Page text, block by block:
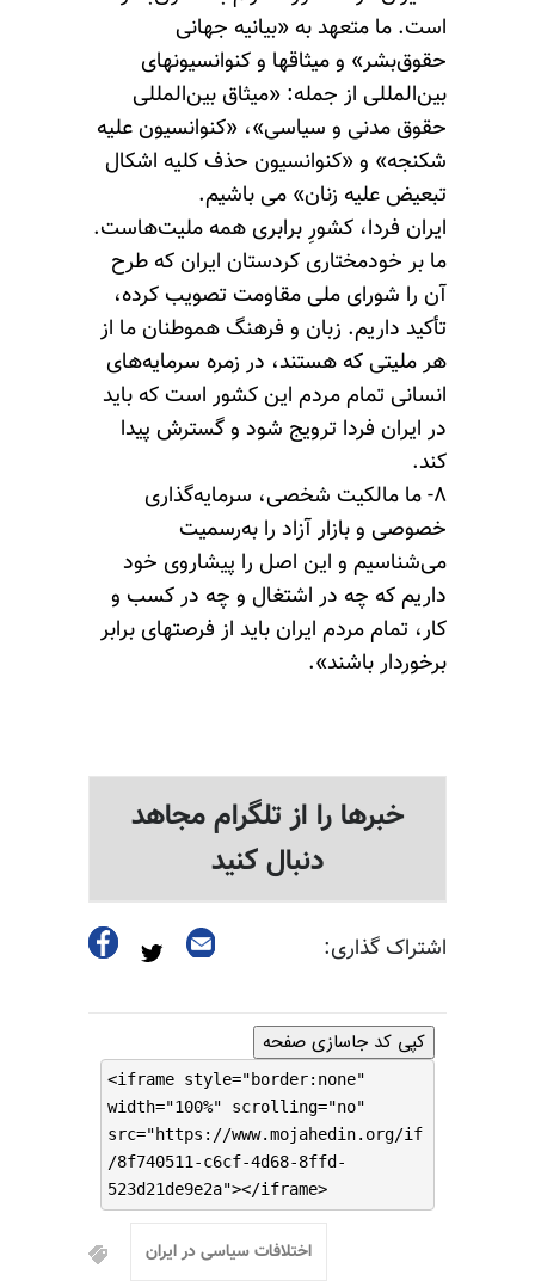
است. ما متعهد به «بیانیه جهانی
حقوق‌بشر» و میثاقها و کنوانسیونهای
بین‌المللی از جمله: «میثاق بین‌المللی
حقوق مدنی و سیاسی»، «کنوانسیون علیه
شکنجه» و «کنوانسیون حذف کلیه اشکال
تبعیض علیه زنان» می باشیم.
ایران فردا، کشورِ برابری همه ملیت‌هاست.
ما بر خودمختاری کردستان ایران که طرح
آن را شورای ملی مقاومت تصویب کرده،
تأکید داریم. زبان و فرهنگ هموطنان ما از
هر ملیتی که هستند، در زمره سرمایه‌های
انسانی تمام مردم این کشور است که باید
در ایران فردا ترویج شود و گسترش پیدا
کند.
۸- ما مالکیت شخصی، سرمایه‌گذاری
خصوصی و بازار آزاد را به‌رسمیت
می‌شناسیم و این اصل را پیشاروی خود
داریم که چه در اشتغال و چه در کسب و
کار، تمام مردم ایران باید از فرصتهای برابر
برخوردار باشند».
خبرها را از تلگرام مجاهد
دنبال کنید
اشتراک گذاری:
کپی کد جاسازی صفحه
<iframe style="border:none"
width="100%" scrolling="no"
src="https://www.mojahedin.org/if
/8f740511-c6cf-4d68-8ffd-
523d21de9e2a"></iframe>
اختلافات سیاسی در ایران